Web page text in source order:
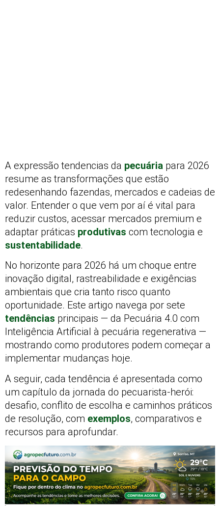
A expressão tendencias da pecuária para 2026
resume as transformações que estão
redesenhando fazendas, mercados e cadeias de
valor. Entender o que vem por aí é vital para
reduzir custos, acessar mercados premium e
adaptar práticas produtivas com tecnologia e
sustentabilidade.
No horizonte para 2026 há um choque entre
inovação digital, rastreabilidade e exigências
ambientais que cria tanto risco quanto
oportunidade. Este artigo navega por sete
tendências principais — da Pecuária 4.0 com
Inteligência Artificial à pecuária regenerativa —
mostrando como produtores podem começar a
implementar mudanças hoje.
A seguir, cada tendência é apresentada como
um capítulo da jornada do pecuarista-herói:
desafio, conflito de escolha e caminhos práticos
de resolução, com exemplos, comparativos e
recursos para aprofundar.